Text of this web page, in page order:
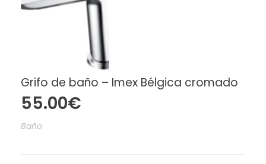
Grifo de baño – Imex Bélgica cromado
55.00€
Baño